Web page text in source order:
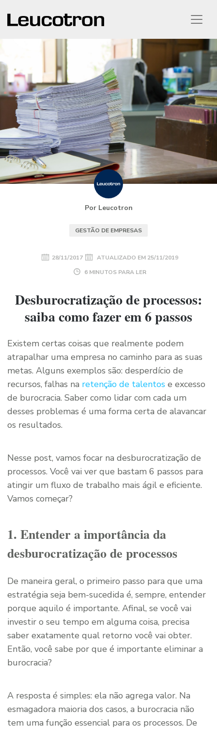
Por Leucotron
GESTÃO DE EMPRESAS
28/11/2017 ATUALIZADO EM 25/11/2019
6 MINUTOS PARA LER
Desburocratização de processos:
saiba como fazer em 6 passos
Existem certas coisas que realmente podem
atrapalhar uma empresa no caminho para as suas
metas. Alguns exemplos são: desperdício de
recursos, falhas na retenção de talentos e excesso
de burocracia. Saber como lidar com cada um
desses problemas é uma forma certa de alavancar
os resultados.
Nesse post, vamos focar na desburocratização de
processos. Você vai ver que bastam 6 passos para
atingir um fluxo de trabalho mais ágil e eficiente.
Vamos começar?
1. Entender a importância da
desburocratização de processos
De maneira geral, o primeiro passo para que uma
estratégia seja bem-sucedida é, sempre, entender
porque aquilo é importante. Afinal, se você vai
investir o seu tempo em alguma coisa, precisa
saber exatamente qual retorno você vai obter.
Então, você sabe por que é importante eliminar a
burocracia?
A resposta é simples: ela não agrega valor. Na
esmagadora maioria dos casos, a burocracia não
tem uma função essencial para os processos. De